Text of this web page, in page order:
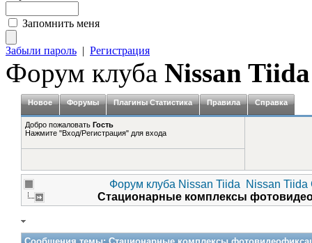
Запомнить меня
Забыли пароль | Регистрация
Форум клуба Nissan Tiida
Новое Форумы Плагины Статистика Правила Справка
Добро пожаловать Гость
Нажмите "Вход/Регистрация" для входа
Форум клуба Nissan Tiida
Nissan Tiida
Стационарные комплексы